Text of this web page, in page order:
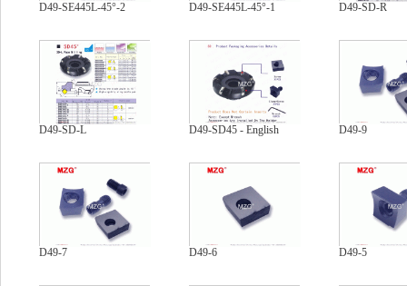
D49-SE445L-45°-2 D49-SE445L-45°-1 D49-SD-R
D49-SD-L D49-SD45 - English D49-9
D49-7 D49-6 D49-5